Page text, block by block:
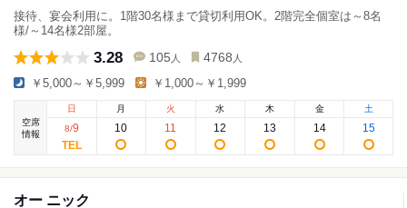
接待、宴会利用に。1階30名様まで貸切利用OK。2階完全個室は～8名
様/～14名様2部屋。
3.28 105 人 4768 人
￥5,000～￥5,999 ￥1,000～￥1,999
空席
情報
日
8/9
月
10
火
11
水
12
木
13
金
14
土
15
オー ニック